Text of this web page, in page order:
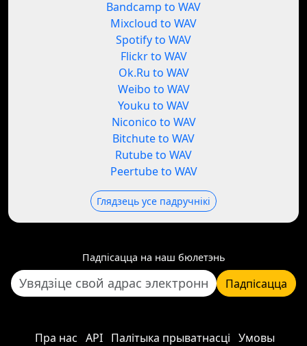
Bandcamp to WAV
Mixcloud to WAV
Spotify to WAV
Flickr to WAV
Ok.Ru to WAV
Weibo to WAV
Youku to WAV
Niconico to WAV
Bitchute to WAV
Rutube to WAV
Peertube to WAV
Глядзець усе падручнікі
Падпісацца на наш бюлетэнь
Падпісацца
Пра нас API Палітыка прыватнасці Умовы